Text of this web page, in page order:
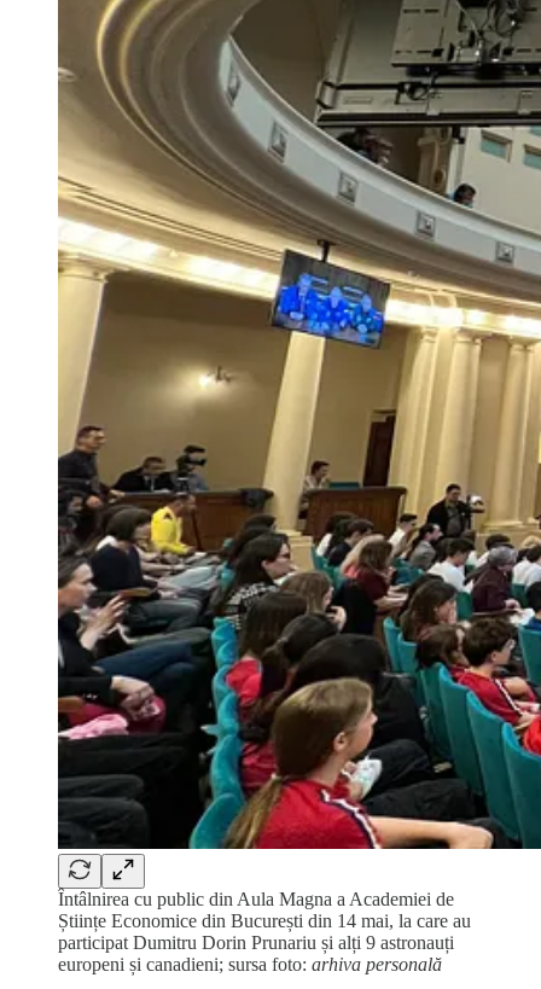
Întâlnirea cu public din Aula Magna a Academiei de
Științe Economice din București din 14 mai, la care au
participat Dumitru Dorin Prunariu și alți 9 astronauți
europeni și canadieni; sursa foto: arhiva personală